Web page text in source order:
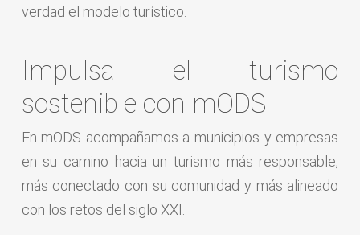
verdad el modelo turístico.
Impulsa el turismo
sostenible con mODS
En mODS acompañamos a municipios y empresas
en su camino hacia un turismo más responsable,
más conectado con su comunidad y más alineado
con los retos del siglo XXI.